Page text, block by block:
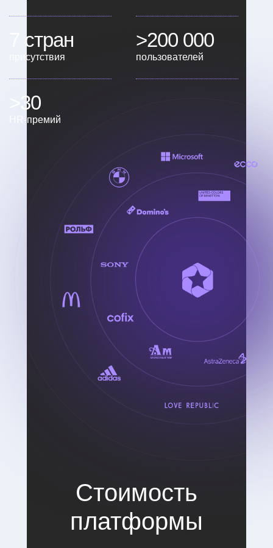
7 стран
присутствия
>30
HR-премий
>200 000
пользователей
Стоимость
платформы